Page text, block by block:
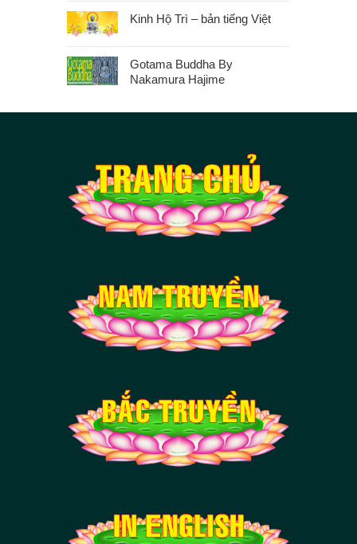
Kinh Hộ Trì – bản tiếng Việt
Gotama Buddha By
Nakamura Hajime